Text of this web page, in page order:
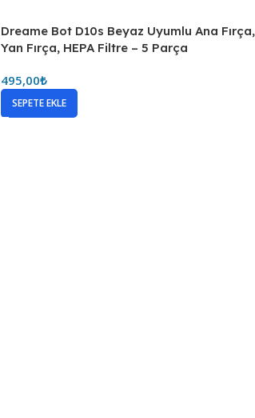
Dreame Bot D10s Beyaz Uyumlu Ana Fırça,
Yan Fırça, HEPA Filtre – 5 Parça
495,00₺
SEPETE EKLE